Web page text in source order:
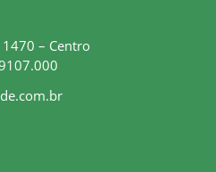
– Centro